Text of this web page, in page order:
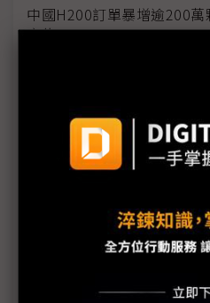
中國H200訂單暴增逾200
產能
川普10萬美元H-1B簽證費
如何綁住晶圓代工龍頭手腳